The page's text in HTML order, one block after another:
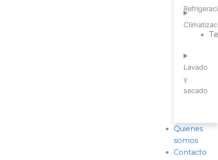
Lavado
y
secado
Quienes
somos
Contacto